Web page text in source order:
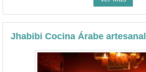
Jhabibi Cocina Árabe artesanal